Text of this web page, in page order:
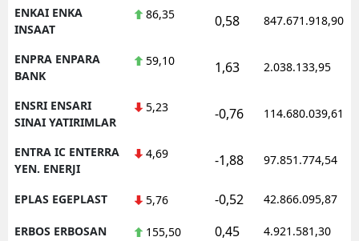
ENKAI ENKA
INSAAT
86,35 0,58 847.671.918,90
ENPRA ENPARA
BANK
59,10 1,63 2.038.133,95
ENSRI ENSARI
SINAI YATIRIMLAR
5,23 -0,76 114.680.039,61
ENTRA IC ENTERRA
YEN. ENERJI
4,69 -1,88 97.851.774,54
EPLAS EGEPLAST 5,76 -0,52 42.866.095,87
ERBOS ERBOSAN 155,50 0,45 4.921.581,30